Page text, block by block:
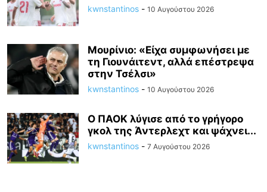
kwnstantinos - 10 Αυγούστου 2026
Mουρίνιο: «Είχα συμφωνήσει με
τη Γιουνάιτεντ, αλλά επέστρεψα
στην Τσέλσι»
kwnstantinos - 10 Αυγούστου 2026
Ο ΠΑΟΚ λύγισε από το γρήγορο
γκολ της Άντερλεχτ και ψάχνει...
kwnstantinos - 7 Αυγούστου 2026